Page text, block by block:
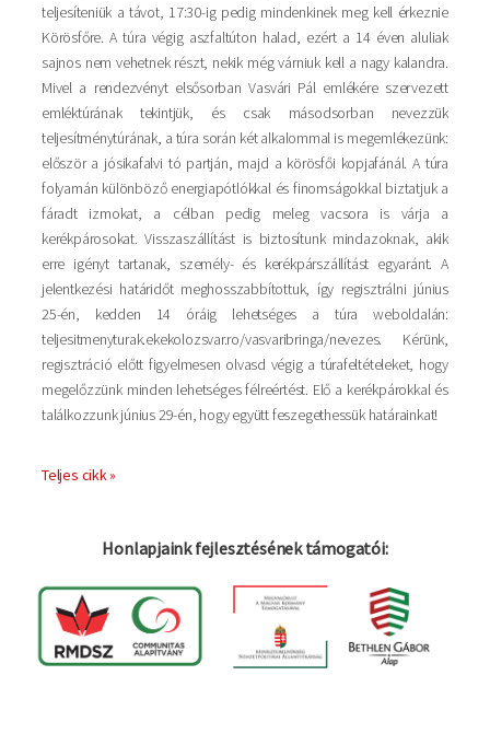
teljesíteniük a távot, 17:30-ig pedig mindenkinek meg kell érkeznie
Körösfőre. A túra végig aszfaltúton halad, ezért a 14 éven aluliak
sajnos nem vehetnek részt, nekik még várniuk kell a nagy kalandra.
Mivel a rendezvényt elsősorban Vasvári Pál emlékére szervezett
emléktúrának tekintjük, és csak másodsorban nevezzük
teljesítménytúrának, a túra során két alkalommal is megemlékezünk:
először a jósikafalvi tó partján, majd a körösfői kopjafánál. A túra
folyamán különböző energiapótlókkal és finomságokkal biztatjuk a
fáradt izmokat, a célban pedig meleg vacsora is várja a
kerékpárosokat. Visszaszállítást is biztosítunk mindazoknak, akik
erre igényt tartanak, személy- és kerékpárszállítást egyaránt. A
jelentkezési határidőt meghosszabbítottuk, így regisztrálni június
25-én, kedden 14 óráig lehetséges a túra weboldalán:
teljesitmenyturak.ekekolozsvar.ro/vasvaribringa/nevezes. Kérünk,
regisztráció előtt figyelmesen olvasd végig a túrafeltételeket, hogy
megelőzzünk minden lehetséges félreértést. Elő a kerékpárokkal és
találkozzunk június 29-én, hogy együtt feszegethessük határainkat!
Teljes cikk »
Honlapjaink fejlesztésének támogatói: